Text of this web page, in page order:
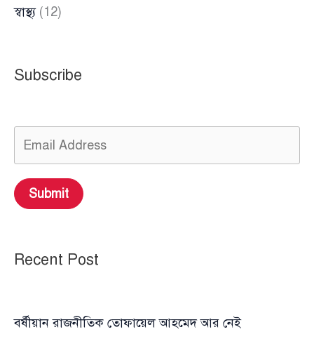
স্বাস্থ্য(12)
Subscribe
Submit
Recent Post
বর্ষীয়ান রাজনীতিক তোফায়েল আহমেদ আর নেই